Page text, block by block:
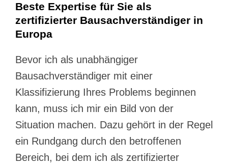
Beste Expertise für Sie als
zertifizierter Bausachverständiger in
Europa
Bevor ich als unabhängiger
Bausachverständiger mit einer
Klassifizierung Ihres Problems beginnen
kann, muss ich mir ein Bild von der
Situation machen. Dazu gehört in der Regel
ein Rundgang durch den betroffenen
Bereich, bei dem ich als zertifizierter